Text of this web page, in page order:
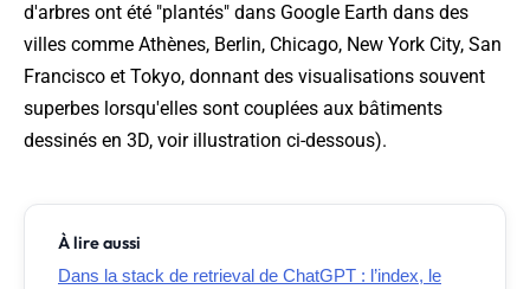
d'arbres ont été "plantés" dans Google Earth dans des
villes comme Athènes, Berlin, Chicago, New York City, San
Francisco et Tokyo, donnant des visualisations souvent
superbes lorsqu'elles sont couplées aux bâtiments
dessinés en 3D, voir illustration ci-dessous).
À lire aussi
Dans la stack de retrieval de ChatGPT : l’index, le